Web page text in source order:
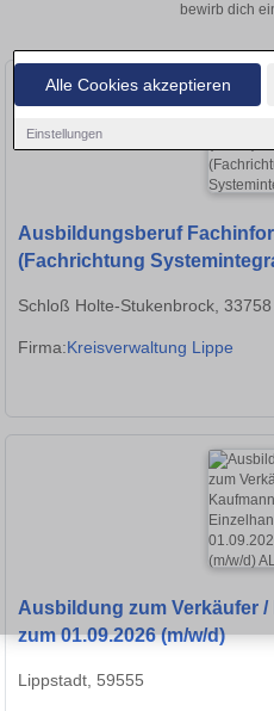
Alle Cookies akzeptieren
Einstellungen
bewirb dich
Ausbildungsberuf
(Fachrichtung
Schloß Holte-Stukenbrock, 33758
Firma:Kreisverwaltung Lippe
Ausbildung zum Verkäufer
zum 01.09.2026 (m/w/d)
Lippstadt, 59555